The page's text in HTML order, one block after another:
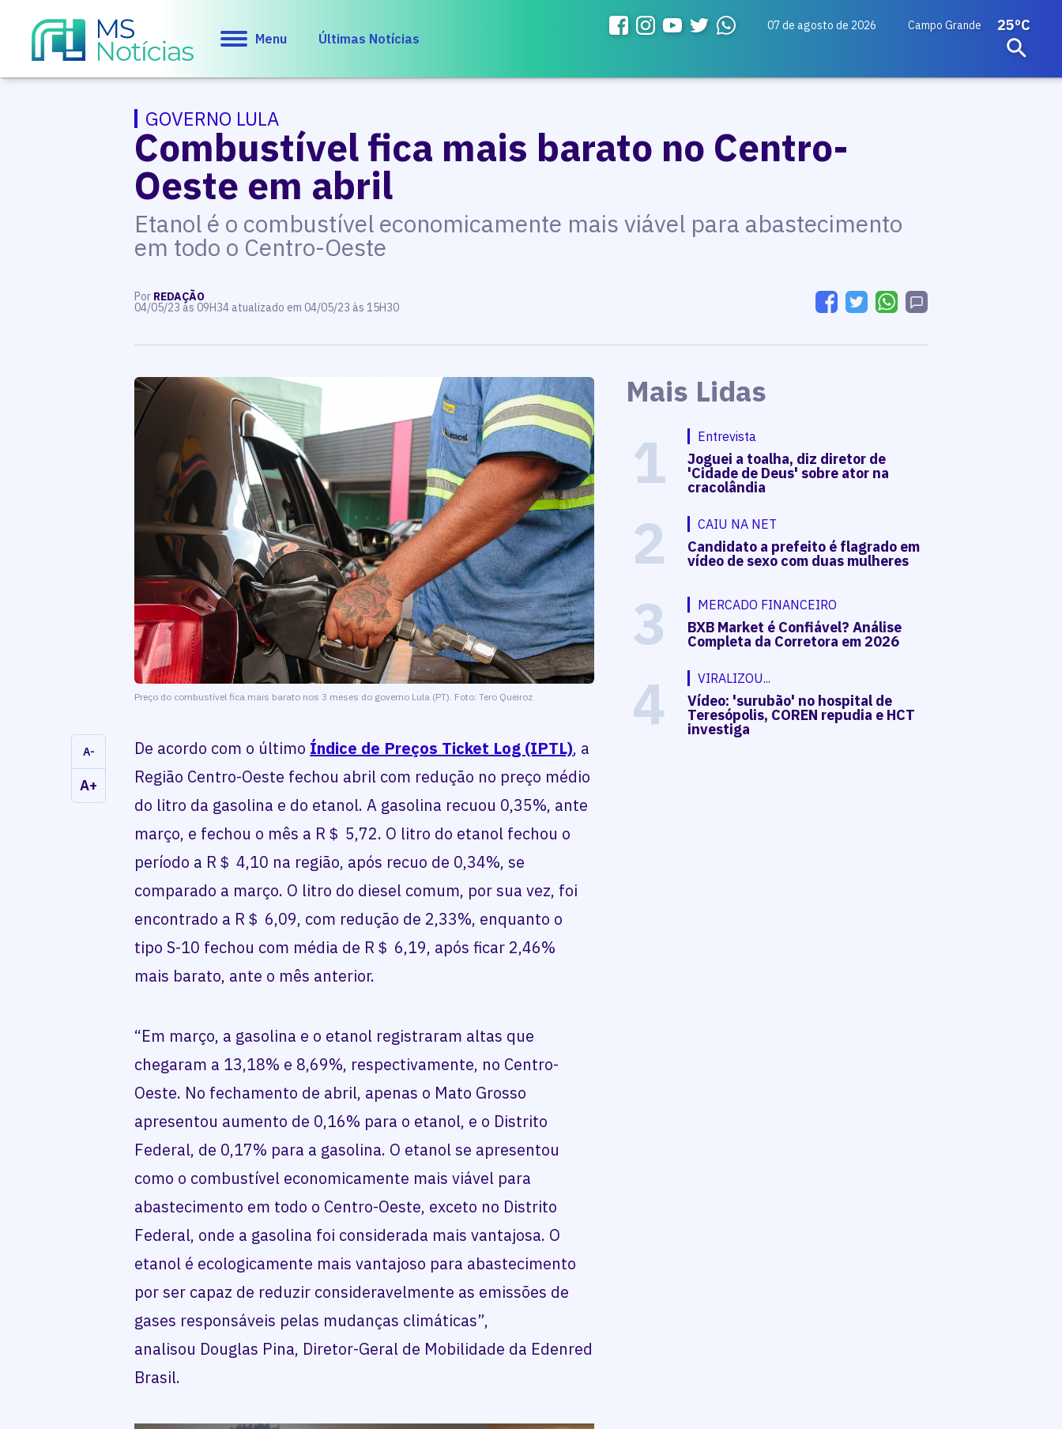
Menu Últimas Notícias
07 de agosto de 2026 Campo Grande 25ºC
GOVERNO LULA
Combustível fica mais barato no Centro-
Oeste em abril
Etanol é o combustível economicamente mais viável para abastecimento
em todo o Centro-Oeste
Por REDAÇÃO
04/05/23 às 09H34 atualizado em 04/05/23 às 15H30
Preço do combustível fica mais barato nos 3 meses do governo Lula (PT). Foto: Tero Queiroz
A-
A+
De acordo com o último Índice de Preços Ticket Log (IPTL), a
Região Centro-Oeste fechou abril com redução no preço médio
do litro da gasolina e do etanol. A gasolina recuou 0,35%, ante
março, e fechou o mês a R＄ 5,72. O litro do etanol fechou o
período a R＄ 4,10 na região, após recuo de 0,34%, se
comparado a março. O litro do diesel comum, por sua vez, foi
encontrado a R＄ 6,09, com redução de 2,33%, enquanto o
tipo S-10 fechou com média de R＄ 6,19, após ficar 2,46%
mais barato, ante o mês anterior.
“Em março, a gasolina e o etanol registraram altas que
chegaram a 13,18% e 8,69%, respectivamente, no Centro-
Oeste. No fechamento de abril, apenas o Mato Grosso
apresentou aumento de 0,16% para o etanol, e o Distrito
Federal, de 0,17% para a gasolina. O etanol se apresentou
como o combustível economicamente mais viável para
abastecimento em todo o Centro-Oeste, exceto no Distrito
Federal, onde a gasolina foi considerada mais vantajosa. O
etanol é ecologicamente mais vantajoso para abastecimento
por ser capaz de reduzir consideravelmente as emissões de
gases responsáveis pelas mudanças climáticas”,
analisou Douglas Pina, Diretor-Geral de Mobilidade da Edenred
Brasil.
Mais Lidas
1 Entrevista
Joguei a toalha, diz diretor de
'Cidade de Deus' sobre ator na
cracolândia
2 CAIU NA NET
Candidato a prefeito é flagrado em
vídeo de sexo com duas mulheres
3 MERCADO FINANCEIRO
BXB Market é Confiável? Análise
Completa da Corretora em 2026
4 VIRALIZOU...
Vídeo: 'surubão' no hospital de
Teresópolis, COREN repudia e HCT
investiga